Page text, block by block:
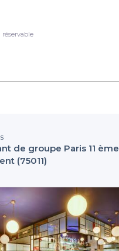
de groupe Paris 11 ème
(75011)